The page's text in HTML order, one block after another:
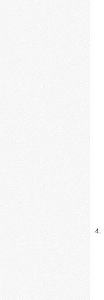
4.